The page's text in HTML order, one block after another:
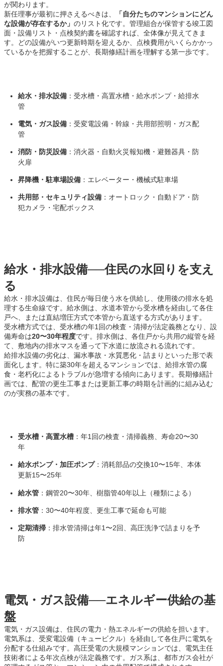
が関わります。
新任理事が最初に押さえるべきは、
「自分たちのマンションにどん
な設備が存在するか」 のリスト化です。管理組合が保管する竣工図
面・設備リスト・点検契約書を確認すれば、全体像が見えてきま
す。どの設備がいつ更新時期を迎えるか、点検費用がいくらかかっ
ているかを把握することが、長期修繕計画を理解する第一歩です。
給水・排水設備 ：受水槽・高置水槽・給水ポンプ・給排水
管
電気・ガス設備 ：受変電設備・幹線・共用部照明・ガス配
管
消防・防災設備 ：消火器・自動火災報知機・避難器具・防
火扉
昇降機・駐車場設備 ：エレベーター・機械式駐車場
共用部・セキュリティ設備 ：オートロック・自動ドア・防
犯カメラ・宅配ボックス
給水・排水設備──住民の水回りを支え
る
給水・排水設備は、住民が毎日使う水を供給し、使用後の排水を処
理する生命線です。給水側は、水道本管から受水槽を経由して各住
戸へ、または直結増圧方式で本管から直送する方式があります。
受水槽方式では、受水槽の年1回の検査・清掃が法定義務となり、設
備寿命は20〜30年程度です。排水側は、各住戸から共用の縦管を経
て、敷地内の排水マスを通って下水道に放流される流れです。
給排水設備の劣化は、漏水事故・水質悪化・詰まりといった形で表
面化します。特に築30年を超えるマンションでは、給排水管の腐
食・老朽化によるトラブルが急増する傾向にあります。長期修繕計
画では、配管の更生工事または更新工事の時期を計画的に組み込む
のが実務の基本です。
受水槽・高置水槽 ：年1回の検査・清掃義務、寿命20〜30
年
給水ポンプ・加圧ポンプ：消耗部品の交換10〜15年、本体
更新15〜25年
給水管 ：鋼管20〜30年、樹脂管40年以上（種類による）
排水管 ：30〜40年程度、更生工事で延命も可能
定期清掃 ：排水管清掃は年1〜2回、高圧洗浄で詰まりを予
防
電気・ガス設備──エネルギー供給の基
盤
電気・ガス設備は、住民の電力・熱エネルギーの供給を担います。
電気系は、受変電設備（キュービクル）を経由して各住戸に電気を
分配する仕組みです。高圧受電の大規模マンションでは、電気主任
技術者による年次点検が法定義務です。ガス系は、都市ガス会社が